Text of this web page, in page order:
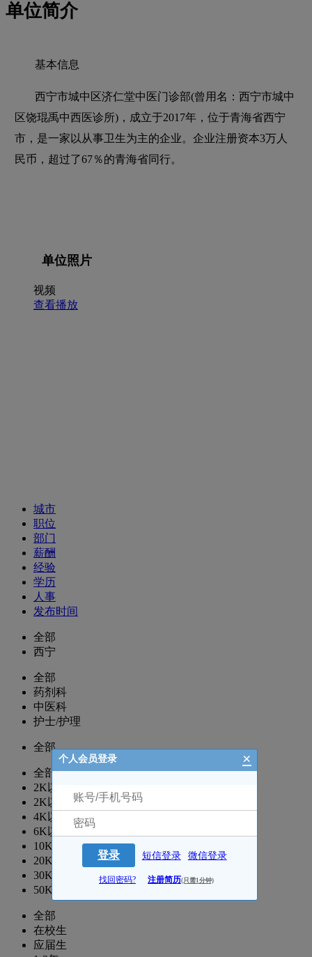
单位简介
基本信息
西宁市城中区济仁堂中医门诊部(曾用名：西宁市城中
区饶琨禹中西医诊所)，成立于2017年，位于青海省西宁
市，是一家以从事卫生为主的企业。企业注册资本3万人
民币，超过了67％的青海省同行。
单位照片
视频
查看播放
城市
职位
部门
薪酬
经验
学历
人事
发布时间
全部
西宁
全部
药剂科
中医科
护士/护理
全部
全部
2K以下
2K以上
4K以上
6K以上
10K以上
20K以上
30K以上
50K以上
全部
在校生
应届生
个人会员登录 ×
登录 短信登录 微信登录
找回密码? 注册简历(只需1分钟)